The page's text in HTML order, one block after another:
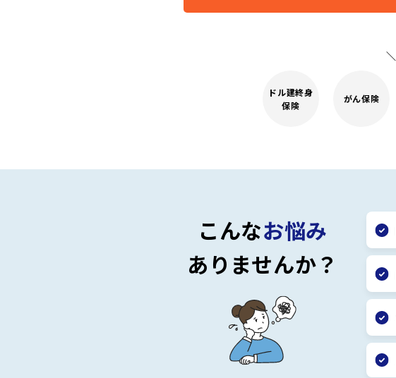
ドル建終身
保険
がん保険
こんなお悩み
ありませんか？